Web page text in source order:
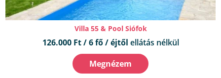
Villa 55 & Pool Siófok
126.000 Ft / 6 fő / éjtől ellátás nélkül
Megnézem